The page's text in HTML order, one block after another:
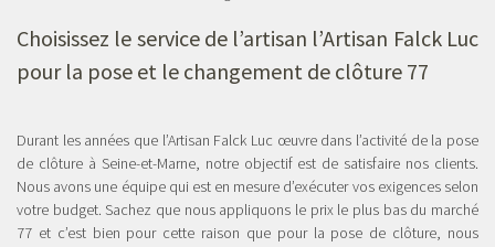
Choisissez le service de l’artisan l’Artisan Falck Luc
pour la pose et le changement de clôture 77
Durant les années que l’Artisan Falck Luc œuvre dans l’activité de la pose
de clôture à Seine-et-Marne, notre objectif est de satisfaire nos clients.
Nous avons une équipe qui est en mesure d’exécuter vos exigences selon
votre budget. Sachez que nous appliquons le prix le plus bas du marché
77 et c’est bien pour cette raison que pour la pose de clôture, nous